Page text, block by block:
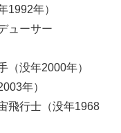
1992年）
ューサー
（没年2000年）
年）
飛行士（没年1968